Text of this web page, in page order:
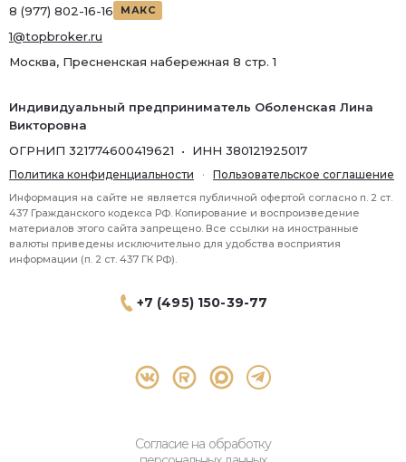
+7 (495) 150-39-77
Согласие на обработку
8 (977) 802-16-16
МАКС
1@topbroker.ru
Москва, Пресненская набережная 8 стр. 1
Индивидуальный предприниматель Оболенская Лина
Викторовна
ОГРНИП 321774600419621 • ИНН 380121925017
Политика конфиденциальности · Пользовательское соглашение
Информация на сайте не является публичной офертой согласно п. 2 ст.
437 Гражданского кодекса РФ. Копирование и воспроизведение
материалов этого сайта запрещено. Все ссылки на иностранные
валюты приведены исключительно для удобства восприятия
информации (п. 2 ст. 437 ГК РФ).